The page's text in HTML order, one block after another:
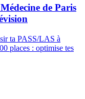
de Paris
ta PASS/LAS à
places : optimise tes